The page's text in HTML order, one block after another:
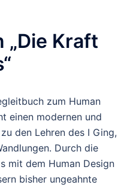
„Die Kraft
zum Human
einen modernen und
den Lehren des I Ging,
Durch die
mit dem Human Design
bisher ungeahnte